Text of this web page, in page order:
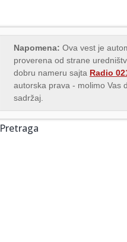
Napomena: Ova vest je
proverena od strane
dobru nameru sajta Radio
autorska prava - molimo Vas
sadržaj.
Pretraga